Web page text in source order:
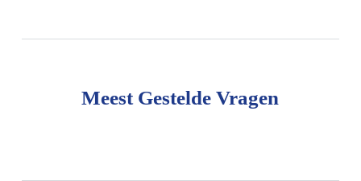
Meest Gestelde Vragen